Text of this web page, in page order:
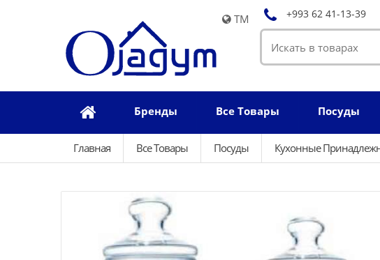
TM +993 62 41-13-39
Бренды Все Товары Посуды
Главная Все Товары Посуды Кухонные